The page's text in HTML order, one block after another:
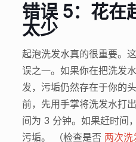
错误 5：花在
太少
起泡洗发水真的很重要。
误之一。如果你在把洗发
发，污垢仍然存在于你的
前，先用手掌将洗发水打
间为 3 分钟。如果赶时间
污垢。 （检查是否 两次洗